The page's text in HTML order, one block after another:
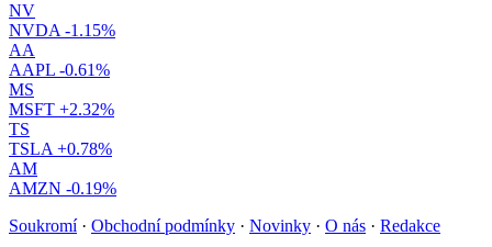
NV
NVDA -1.15%
AA
AAPL -0.61%
MS
MSFT +2.32%
TS
TSLA +0.78%
AM
AMZN -0.19%
Soukromí · Obchodní podmínky · Novinky · O nás · Redakce